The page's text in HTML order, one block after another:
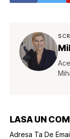
LASA UN
Adresa Ta De